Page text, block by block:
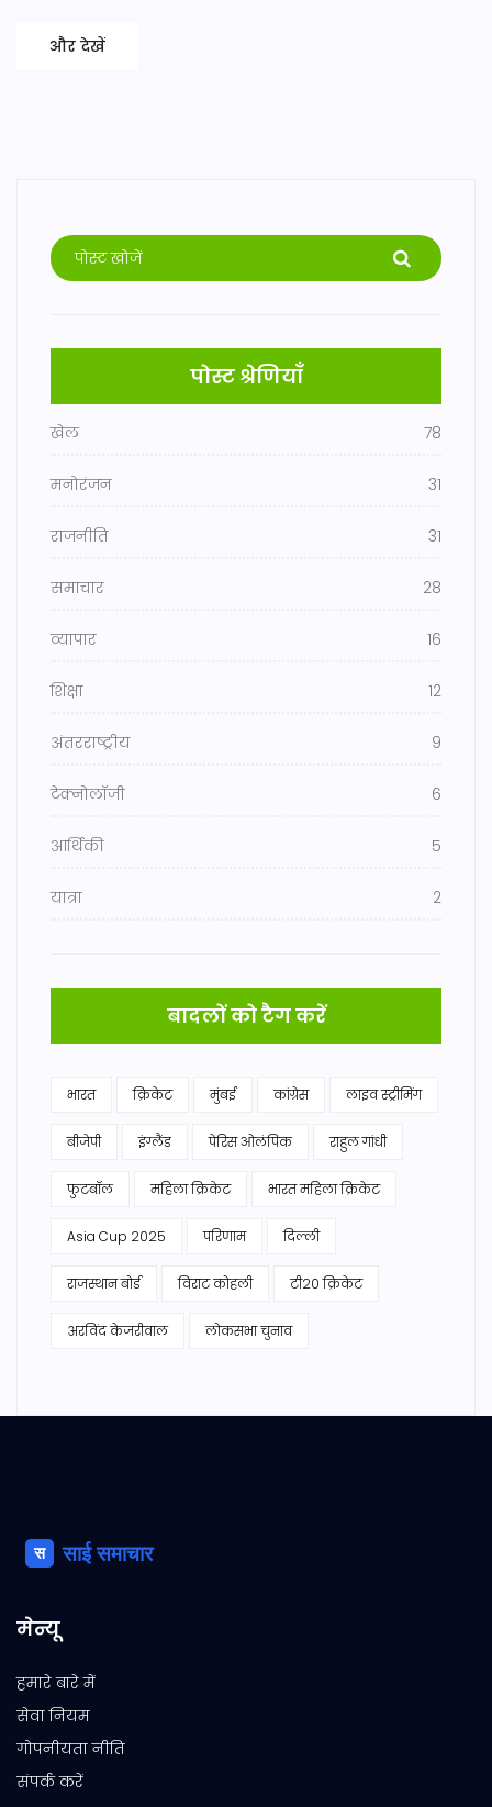
और देखें
पोस्ट श्रेणियाँ
खेल 78
मनोरंजन 31
राजनीति 31
समाचार 28
व्यापार 16
शिक्षा 12
अंतरराष्ट्रीय 9
टेक्नोलॉजी 6
आर्थिकी 5
यात्रा 2
बादलों को टैग करें
भारत क्रिकेट मुंबई कांग्रेस लाइव स्ट्रीमिंग
बीजेपी इंग्लैंड पेरिस ओलंपिक राहुल गांधी
फुटबॉल महिला क्रिकेट भारत महिला क्रिकेट
Asia Cup 2025 परिणाम दिल्ली
राजस्थान बोर्ड विराट कोहली टी20 क्रिकेट
अरविंद केजरीवाल लोकसभा चुनाव
मेन्यू
हमारे बारे में
सेवा नियम
गोपनीयता नीति
संपर्क करें